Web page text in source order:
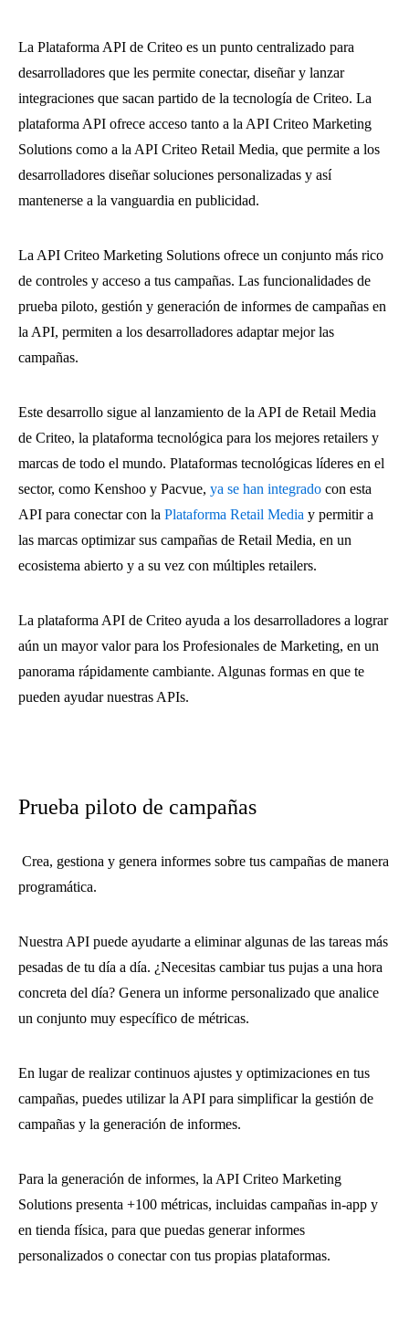
La Plataforma API de Criteo es un punto centralizado para
desarrolladores que les permite conectar, diseñar y lanzar
integraciones que sacan partido de la tecnología de Criteo. La
plataforma API ofrece acceso tanto a la API Criteo Marketing
Solutions como a la API Criteo Retail Media, que permite a los
desarrolladores diseñar soluciones personalizadas y así
mantenerse a la vanguardia en publicidad.
La API Criteo Marketing Solutions ofrece un conjunto más rico
de controles y acceso a tus campañas. Las funcionalidades de
prueba piloto, gestión y generación de informes de campañas en
la API, permiten a los desarrolladores adaptar mejor las
campañas.
Este desarrollo sigue al lanzamiento de la API de Retail Media
de Criteo, la plataforma tecnológica para los mejores retailers y
marcas de todo el mundo. Plataformas tecnológicas líderes en el
sector, como Kenshoo y Pacvue, ya se han integrado con esta
API para conectar con la Plataforma Retail Media y permitir a
las marcas optimizar sus campañas de Retail Media, en un
ecosistema abierto y a su vez con múltiples retailers.
La plataforma API de Criteo ayuda a los desarrolladores a lograr
aún un mayor valor para los Profesionales de Marketing, en un
panorama rápidamente cambiante. Algunas formas en que te
pueden ayudar nuestras APIs.
Prueba piloto de campañas
Crea, gestiona y genera informes sobre tus campañas de manera
programática.
Nuestra API puede ayudarte a eliminar algunas de las tareas más
pesadas de tu día a día. ¿Necesitas cambiar tus pujas a una hora
concreta del día? Genera un informe personalizado que analice
un conjunto muy específico de métricas.
En lugar de realizar continuos ajustes y optimizaciones en tus
campañas, puedes utilizar la API para simplificar la gestión de
campañas y la generación de informes.
Para la generación de informes, la API Criteo Marketing
Solutions presenta +100 métricas, incluidas campañas in-app y
en tienda física, para que puedas generar informes
personalizados o conectar con tus propias plataformas.